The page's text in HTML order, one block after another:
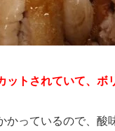
ットされていて、ボ
かっているので、酸